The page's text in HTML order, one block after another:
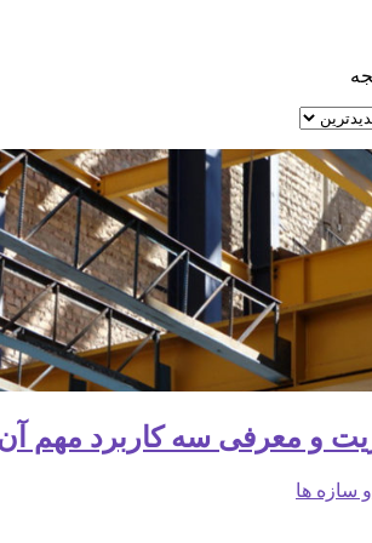
معرفی سه کاربرد مهم آن ( 150
سازه ها